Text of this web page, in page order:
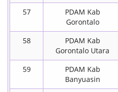
57
PDAM Kab
Gorontalo
58
PDAM Kab
Gorontalo Utara
59
PDAM Kab
Banyuasin